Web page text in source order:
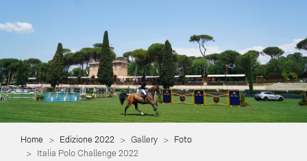
Home Edizione 2022 Gallery
Foto
Italia Polo Challenge 2022